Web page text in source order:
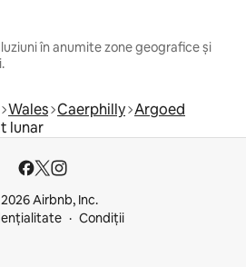
în anumite zone geografice și
Wales Caerphilly Argoed
lunar
Airbnb, Inc.
Condiții